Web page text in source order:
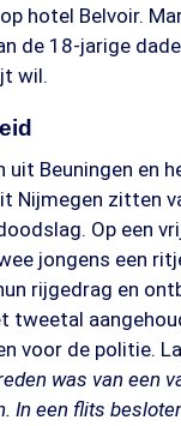
hotel Belvoir.
de 18-jarige
wil.
uit Beuningen en
Nijmegen zitten
Op een
jongens een
rijgedrag en
tweetal
voor de politie.
was van een
In een flits